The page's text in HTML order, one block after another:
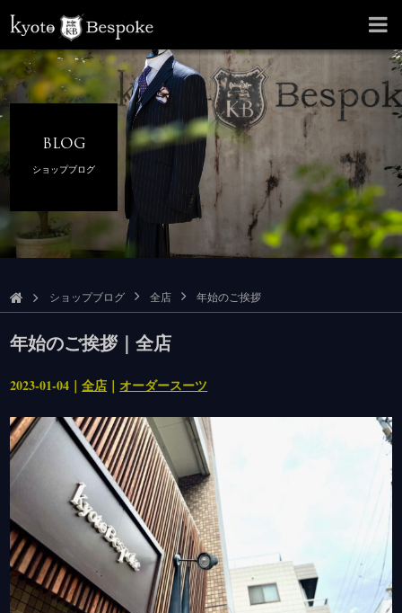
BLOG
ショップブログ
ショップブログ 全店 年始のご挨拶
年始のご挨拶｜全店
2023-01-04｜全店 ｜ オーダースーツ